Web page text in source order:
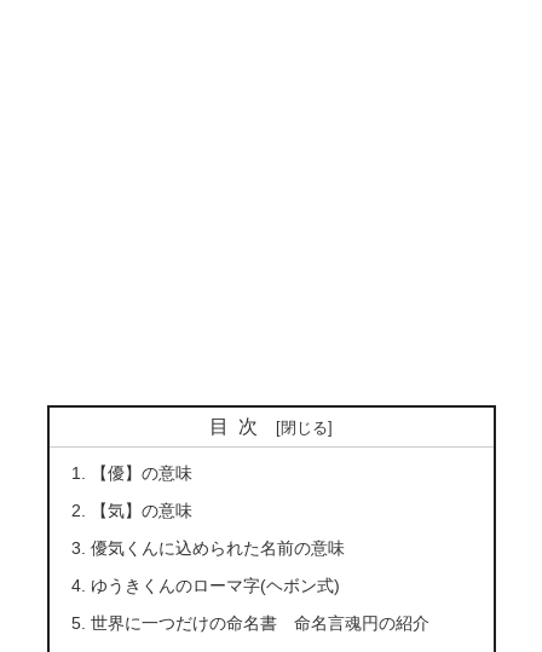
目次
【優】の意味
【気】の意味
優気くんに込められた名前の意味
ゆうきくんのローマ字(ヘボン式)
世界に一つだけの命名書 命名言魂円の紹介